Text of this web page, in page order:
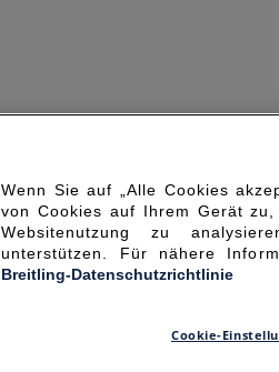
Wenn Sie auf „Alle Cookies
von Cookies auf Ihrem Gerät
Websitenutzung zu
unterstützen. Für nähere
Breitling-Datenschutzrichtlinie
Cookie-